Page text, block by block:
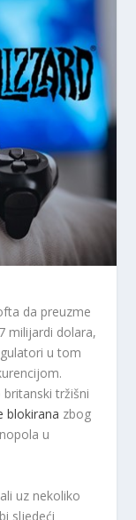
da preuzme
milijardi dolara,
u tom
tržišni
blokirana zbog
u
uz nekoliko
sljedeći